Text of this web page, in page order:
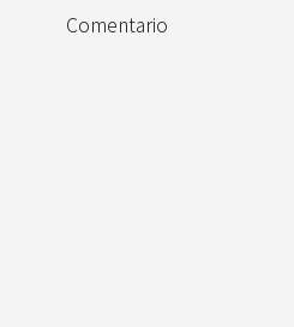
Comentario